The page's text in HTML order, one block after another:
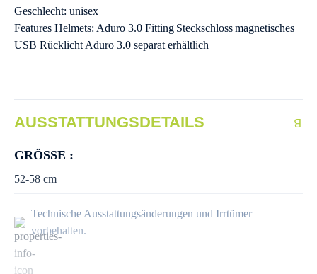
Geschlecht: unisex
Features Helmets: Aduro 3.0 Fitting|Steckschloss|magnetisches
USB Rücklicht Aduro 3.0 separat erhältlich
AUSSTATTUNGSDETAILS
GRÖSSE :
52-58 cm
Technische Ausstattungsänderungen und Irrtümer
vorbehalten.